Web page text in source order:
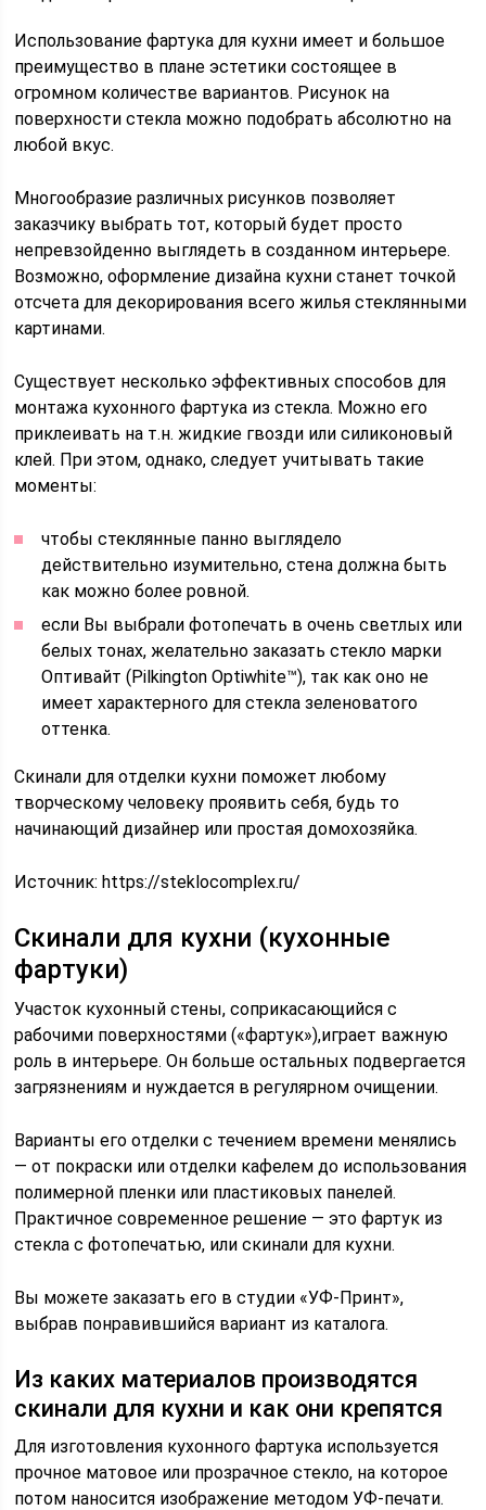
Использование фартука для кухни имеет и большое
преимущество в плане эстетики состоящее в
огромном количестве вариантов. Рисунок на
поверхности стекла можно подобрать абсолютно на
любой вкус.
Многообразие различных рисунков позволяет
заказчику выбрать тот, который будет просто
непревзойденно выглядеть в созданном интерьере.
Возможно, оформление дизайна кухни станет точкой
отсчета для декорирования всего жилья стеклянными
картинами.
Существует несколько эффективных способов для
монтажа кухонного фартука из стекла. Можно его
приклеивать на т.н. жидкие гвозди или силиконовый
клей. При этом, однако, следует учитывать такие
моменты:
чтобы стеклянные панно выглядело
действительно изумительно, стена должна быть
как можно более ровной.
если Вы выбрали фотопечать в очень светлых или
белых тонах, желательно заказать стекло марки
Оптивайт (Pilkington Optiwhite™), так как оно не
имеет характерного для стекла зеленоватого
оттенка.
Скинали для отделки кухни поможет любому
творческому человеку проявить себя, будь то
начинающий дизайнер или простая домохозяйка.
Источник:https://steklocomplex.ru/
Скинали для кухни (кухонные
фартуки)
Участок кухонный стены, соприкасающийся с
рабочими поверхностями («фартук»),играет важную
роль в интерьере. Он больше остальных подвергается
загрязнениям и нуждается в регулярном очищении.
Варианты его отделки с течением времени менялись
— от покраски или отделки кафелем до использования
полимерной пленки или пластиковых панелей.
Практичное современное решение — это фартук из
стекла с фотопечатью, или скинали для кухни.
Вы можете заказать его в студии «УФ-Принт»,
выбрав понравившийся вариант из каталога.
Из каких материалов производятся
скинали для кухни и как они крепятся
Для изготовления кухонного фартука используется
прочное матовое или прозрачное стекло, на которое
потом наносится изображение методом УФ-печати.